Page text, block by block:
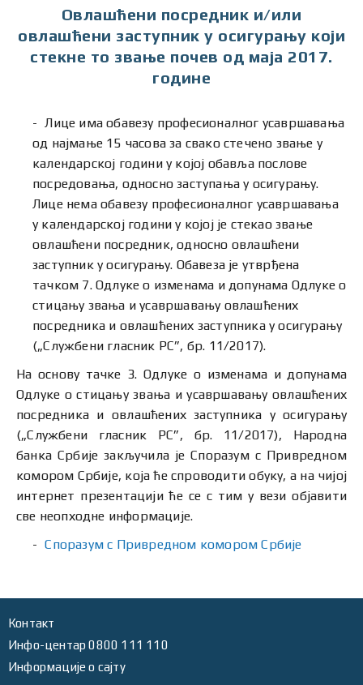
Овлашћени посредник и/или
овлашћени заступник у осигурању који
стекне то звање почев од маја 2017.
године
Лице има обавезу професионалног усавршавања
од најмање 15 часова за свако стечено звање у
календарској години у којој обавља послове
посредовања, односно заступања у осигурању.
Лице нема обавезу професионалног усавршавања
у календарској години у којој је стекао звање
овлашћени посредник, односно овлашћени
заступник у осигурању. Обавеза је утврђена
тачком 7. Одлуке о изменама и допунама Одлуке о
стицању звања и усавршавању овлашћених
посредника и овлашћених заступника у осигурању
(„Службени гласник РС”, бр. 11/2017).
На основу тачке 3. Одлуке о изменама и допунама
Одлуке о стицању звања и усавршавању овлашћених
посредника и овлашћених заступника у осигурању
(„Службени гласник РС”, бр. 11/2017), Народна
банка Србије закључила је Споразум с Привредном
комором Србије, која ће спроводити обуку, а на чијој
интернет презентацији ће се с тим у вези објавити
све неопходне информације.
Споразум с Привредном комором Србије
Контакт
Инфо-центар 0800 111 110
Информације о сајту